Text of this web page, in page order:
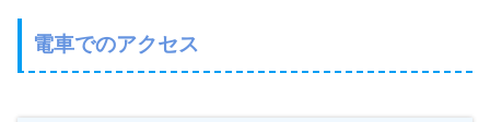
電車でのアクセス